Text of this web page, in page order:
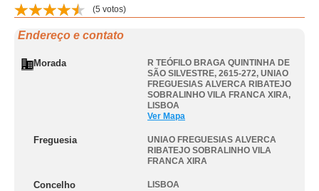
(5 votos)
Endereço e contato
Morada
R TEÓFILO BRAGA QUINTINHA DE
SÃO SILVESTRE, 2615-272, UNIAO
FREGUESIAS ALVERCA RIBATEJO
SOBRALINHO VILA FRANCA XIRA,
LISBOA
Ver Mapa
Freguesia
UNIAO FREGUESIAS ALVERCA
RIBATEJO SOBRALINHO VILA
FRANCA XIRA
Concelho LISBOA